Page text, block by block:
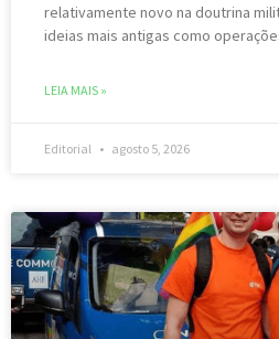
relativamente novo na doutrina
ideias mais antigas como
LEIA MAIS »
Editorial agosto 5, 2026